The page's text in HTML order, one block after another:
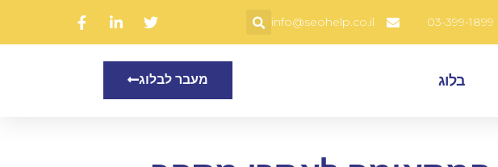
03-399-1899
info@seohelp.co.il
בלוג מעבר לבלוג